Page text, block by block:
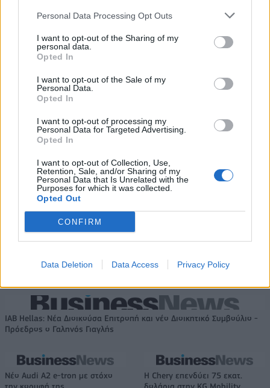
Personal Data Processing Opt Outs
I want to opt-out of the Sharing of my
personal data.
Opted In
I want to opt-out of the Sale of my
Personal Data.
Opted In
I want to opt-out of processing my
Personal Data for Targeted Advertising.
Opted In
I want to opt-out of Collection, Use,
Retention, Sale, and/or Sharing of my
Personal Data that Is Unrelated with the
Purposes for which it was collected.
Opted Out
CONFIRM
Data Deletion Data Access Privacy Policy
προημιτελικό του Ευρωπαϊκού
Β' κατ. η Εθνική Νεανίδων
Evergood: Άγγιξε τα 300 εκατ. ο
Jackaroo
Όμιλος AKTOR: Εξαγοράζει το 75% των ΗΛΕΚΤΩΡ και THALIS –
Στρατηγική συνεργασία με τη Motor Oil
ΔΕΗ: Ισχυρή ανάπτυξη στο α΄
προσαρμοσμένο EBITDA στα 1,2
IAB Hellas: Νέα Διοικούσα Επιτροπή και νέο Διοικητικό Συμβούλιο -
Πρόεδρος ο Γαληνός Γιαγλής
Νέο Audi A2 e-tron με στόχο
Η Chery επενδύει 75 εκατ.